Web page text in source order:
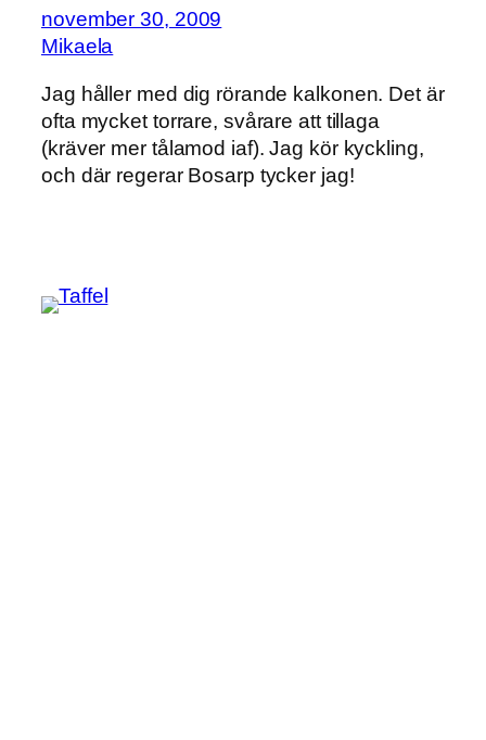
november 30, 2009
Mikaela
Jag håller med dig rörande kalkonen. Det är
ofta mycket torrare, svårare att tillaga
(kräver mer tålamod iaf). Jag kör kyckling,
och där regerar Bosarp tycker jag!